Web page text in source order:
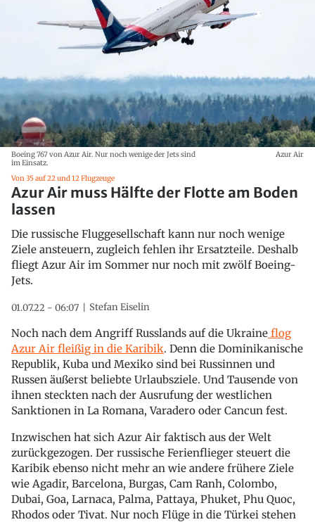
Boeing 767 von Azur Air. Nur noch wenige der Jets sind
im Einsatz.
Azur Air
Von 35 auf 22 und 12 Flugzeuge
Azur Air muss Hälfte der Flotte am Boden
lassen
Die russische Fluggesellschaft kann nur noch wenige
Ziele ansteuern, zugleich fehlen ihr Ersatzteile. Deshalb
fliegt Azur Air im Sommer nur noch mit zwölf Boeing-
Jets.
01.07.22 - 06:07 Stefan Eiselin
Noch nach dem Angriff Russlands auf die Ukraine flog
Azur Air fleißig in die Karibik. Denn die Dominikanische
Republik, Kuba und Mexiko sind bei Russinnen und
Russen äußerst beliebte Urlaubsziele. Und Tausende von
ihnen steckten nach der Ausrufung der westlichen
Sanktionen in La Romana, Varadero oder Cancun fest.
Inzwischen hat sich Azur Air faktisch aus der Welt
zurückgezogen. Der russische Ferienflieger steuert die
Karibik ebenso nicht mehr an wie andere frühere Ziele
wie Agadir, Barcelona, Burgas, Cam Ranh, Colombo,
Dubai, Goa, Larnaca, Palma, Pattaya, Phuket, Phu Quoc,
Rhodos oder Tivat. Nur noch Flüge in die Türkei stehen